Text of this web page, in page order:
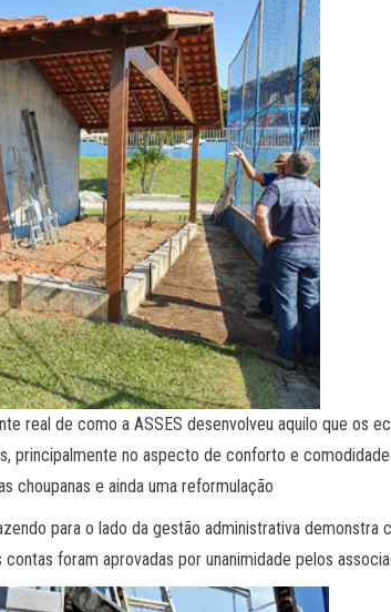
real de como a ASSES desenvolveu aquilo que os
principalmente no aspecto de conforto e
choupanas e ainda uma reformulação
para o lado da gestão administrativa
contas foram aprovadas por unanimidade pelos